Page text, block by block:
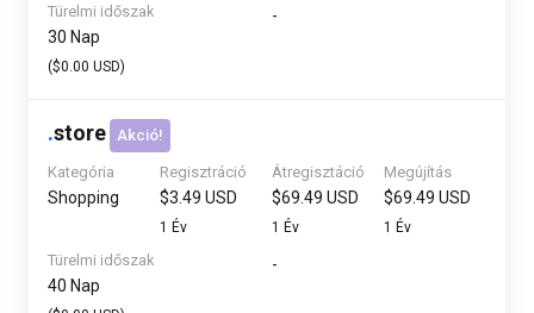
Türelmi időszak
30 Nap
($0.00 USD)
-
.store Akció!
Kategória
Shopping
Regisztráció
$3.49 USD
1 Év
Átregisztáció
$69.49 USD
1 Év
Megújítás
$69.49 USD
1 Év
Türelmi időszak
40 Nap
-